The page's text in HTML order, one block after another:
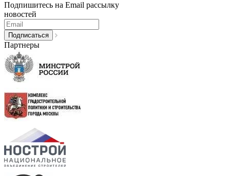
Подпишитесь на Email рассылку
новостей
Партнеры